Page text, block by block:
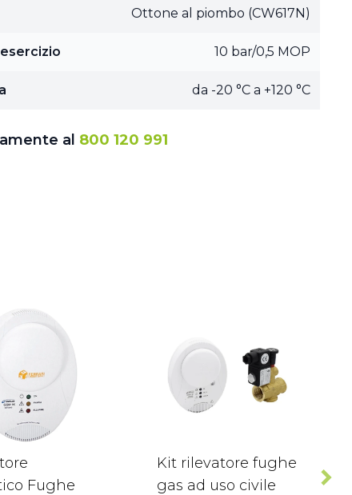
Ottone al piombo (CW617N)
10 bar/0,5 MOP
da -20 °C a +120 °C
al 800 120 991
Fughe
Kit rilevatore fughe
gas ad uso civile